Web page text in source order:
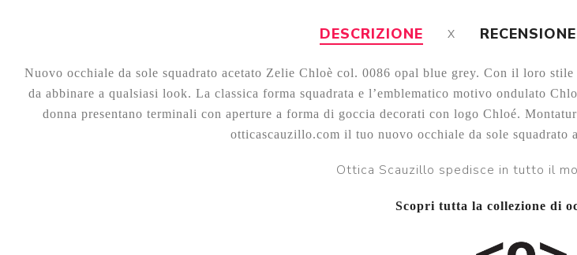
DESCRIZIONE RECENSIONE
Nuovo occhiale da sole squadrato acetato Zelie Chloè col. 0086 opal blue grey. Con il loro
da abbinare a qualsiasi look. La classica forma squadrata e l’emblematico motivo ondulato
donna presentano terminali con aperture a forma di goccia decorati con logo Chloé.
otticascauzillo.com il tuo nuovo occhiale da sole squadrato
Ottica Scauzillo spedisce in tutto il
Scopri tutta la collezione di